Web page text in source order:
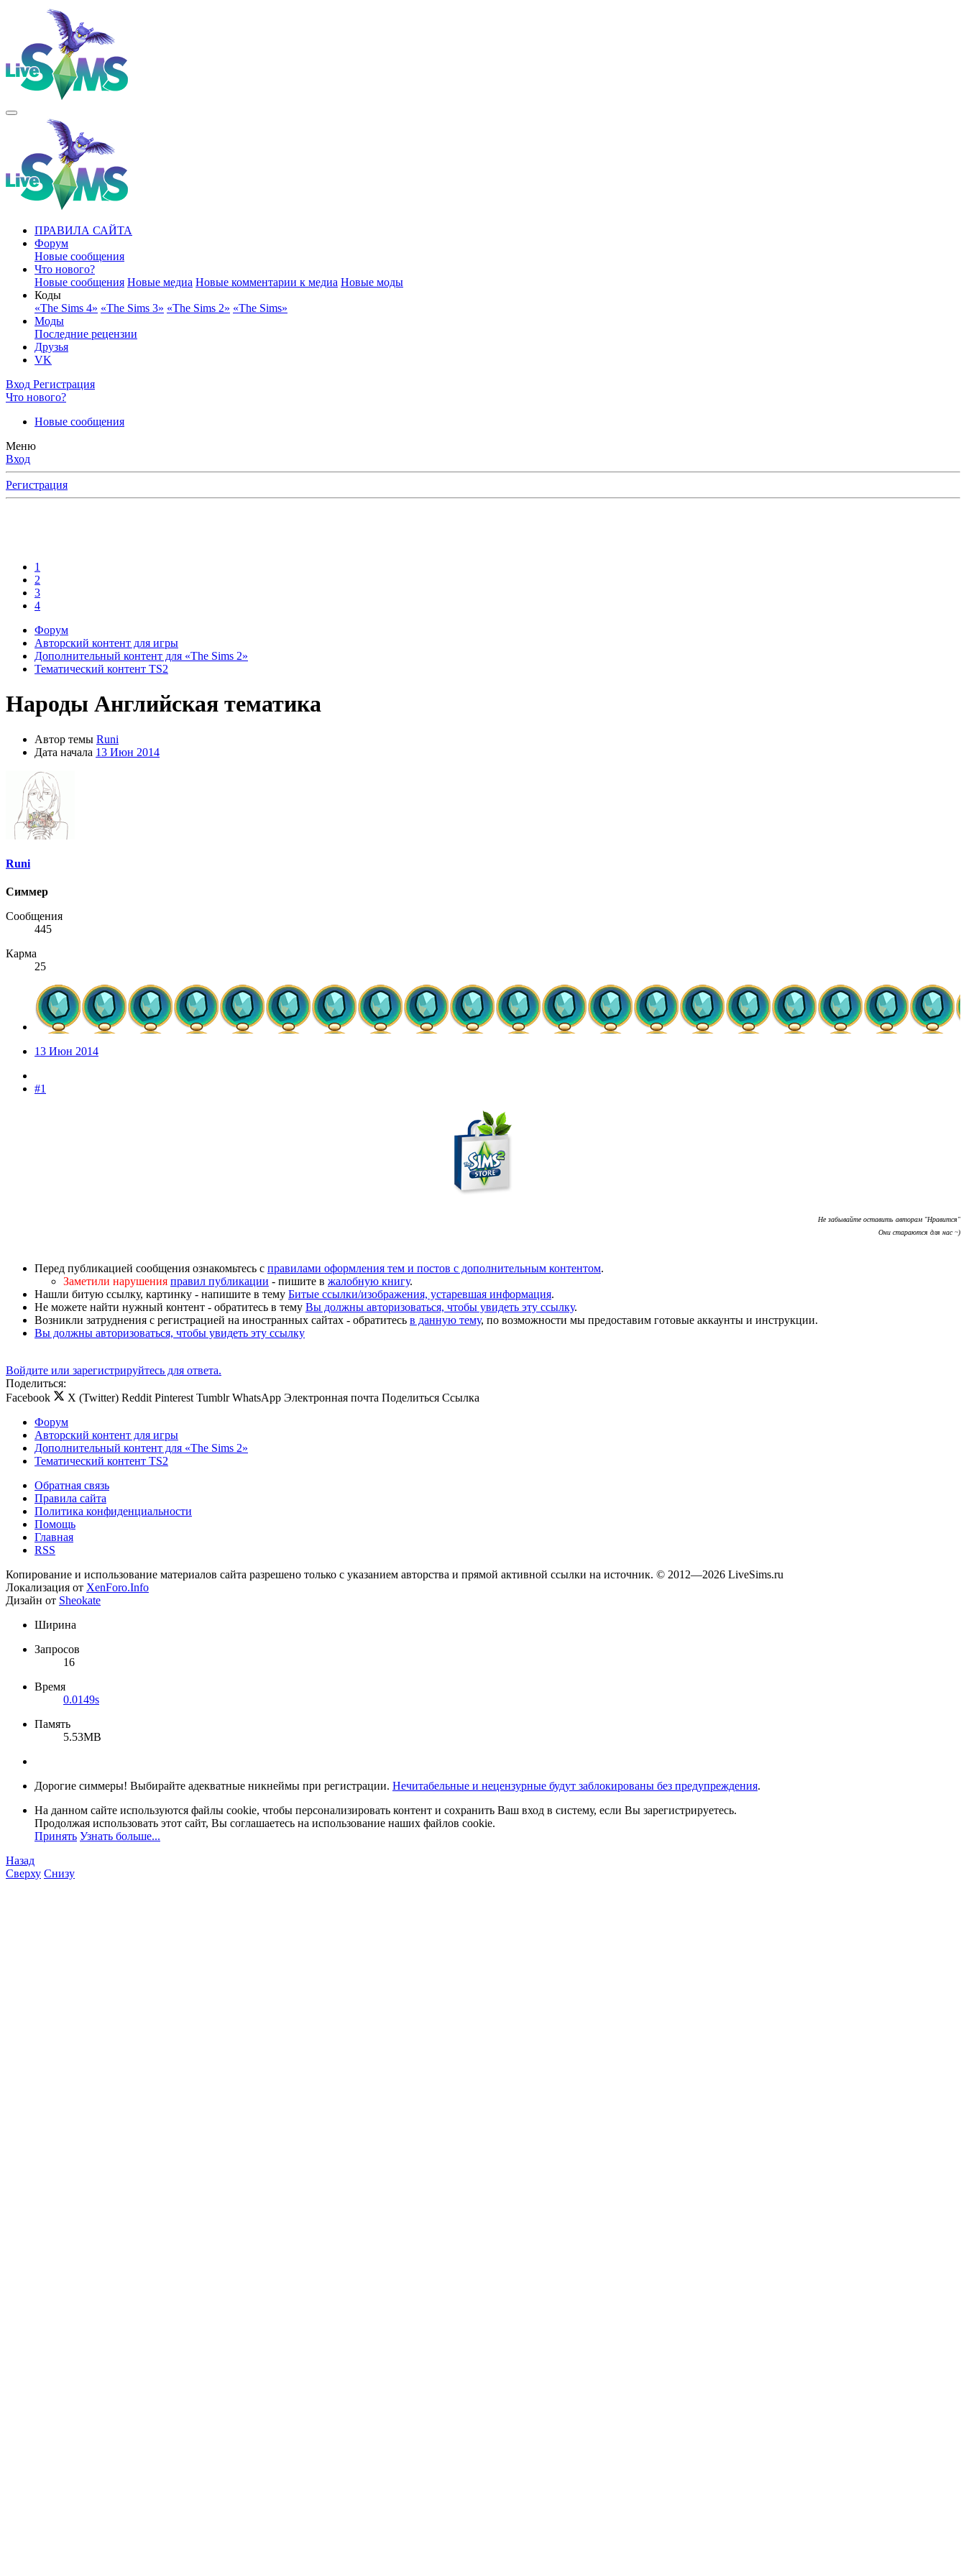
ПРАВИЛА САЙТА
Форум
Новые сообщения
Что нового?
Новые сообщения Новые медиа Новые комментарии к медиа Новые моды
Коды
«The Sims 4» «The Sims 3» «The Sims 2» «The Sims»
Моды
Последние рецензии
Друзья
VK
Вход Регистрация
Что нового?
Новые сообщения
Меню
Вход
Регистрация
1
2
3
4
Форум
Авторский контент для игры
Дополнительный контент для «The Sims 2»
Тематический контент TS2
Народы Английская тематика
Автор темы Runi
Дата начала 13 Июн 2014
Runi
Симмер
Сообщения
445
Карма
25
13 Июн 2014
#1
Не забывайте оставить авторам "Нравится"
Они стараются для нас ~)
Перед публикацией сообщения ознакомьтесь с правилами оформления тем и постов с дополнительным контентом.
Заметили нарушения правил публикации - пишите в жалобную книгу.
Нашли битую ссылку, картинку - напишите в тему Битые ссылки/изображения, устаревшая информация.
Не можете найти нужный контент - обратитесь в тему Вы должны авторизоваться, чтобы увидеть эту ссылку.
Возникли затруднения с регистрацией на иностранных сайтах - обратитесь в данную тему, по возможности мы предоставим готовые аккаунты и инструкции.
Вы должны авторизоваться, чтобы увидеть эту ссылку
Войдите или зарегистрируйтесь для ответа.
Поделиться:
Facebook
X (Twitter) Reddit Pinterest Tumblr WhatsApp Электронная почта Поделиться Ссылка
Форум
Авторский контент для игры
Дополнительный контент для «The Sims 2»
Тематический контент TS2
Обратная связь
Правила сайта
Политика конфиденциальности
Помощь
Главная
RSS
Копирование и использование материалов сайта разрешено только с указанием авторства и прямой активной ссылки на источник. © 2012—2026 LiveSims.ru
Локализация от XenForo.Info
Дизайн от Sheokate
Ширина
Запросов
16
Время
0.0149s
Память
5.53MB
Дорогие симмеры! Выбирайте адекватные никнеймы при регистрации. Нечитабельные и нецензурные будут заблокированы без предупреждения.
На данном сайте используются файлы cookie, чтобы персонализировать контент и сохранить Ваш вход в систему, если Вы зарегистрируетесь.
Продолжая использовать этот сайт, Вы соглашаетесь на использование наших файлов cookie.
Принять Узнать больше...
Назад
Сверху Снизу